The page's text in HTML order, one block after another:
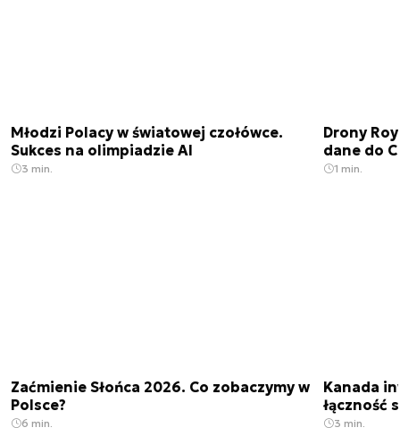
Młodzi Polacy w światowej czołówce.
Sukces na olimpiadzie AI
3 min.
Drony
dane do
1 min.
Zaćmienie Słońca 2026. Co zobaczymy w
Polsce?
6 min.
Kanada
łączność
3 min.